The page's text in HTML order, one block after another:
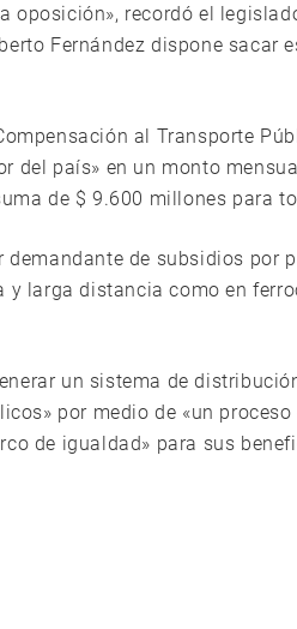
oposición», recordó el
Fernández dispone sacar
al Transporte
del país» en un monto
de $ 9.600 millones para
de subsidios por
larga distancia como en
un sistema de
por medio de «un
de igualdad» para sus